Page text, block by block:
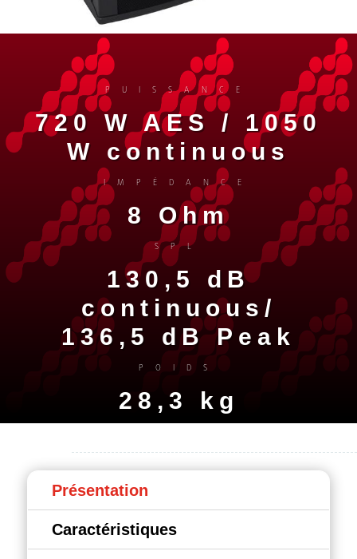
PUISSANCE
720 W AES / 1050
W continuous
IMPÉDANCE
8 Ohm
SPL
130,5 dB
continuous/
136,5 dB Peak
POIDS
28,3 kg
Présentation
Caractéristiques